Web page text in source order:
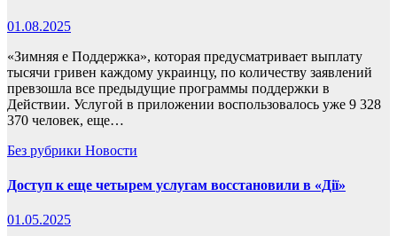
01.08.2025
«Зимняя е Поддержка», которая предусматривает выплату
тысячи гривен каждому украинцу, по количеству заявлений
превзошла все предыдущие программы поддержки в
Действии. Услугой в приложении воспользовалось уже 9 328
370 человек, еще…
Без рубрики Новости
Доступ к еще четырем услугам восстановили в «Дії»
01.05.2025